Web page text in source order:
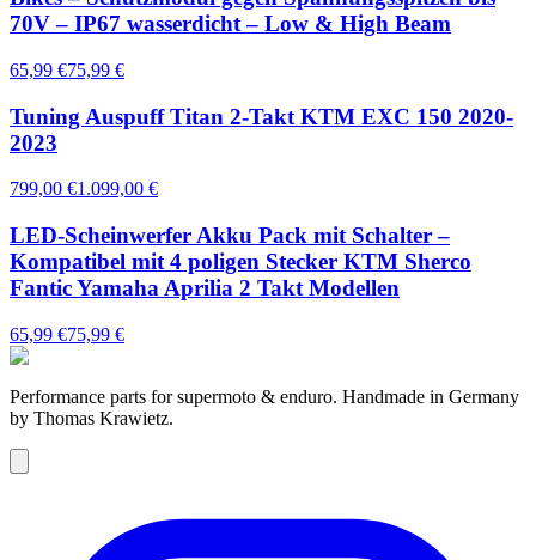
70V – IP67 wasserdicht – Low & High Beam
65,99 €75,99 €
Tuning Auspuff Titan 2-Takt KTM EXC 150 2020-
2023
799,00 €1.099,00 €
LED-Scheinwerfer Akku Pack mit Schalter –
Kompatibel mit 4 poligen Stecker KTM Sherco
Fantic Yamaha Aprilia 2 Takt Modellen
65,99 €75,99 €
Performance parts for supermoto & enduro. Handmade in Germany
by Thomas Krawietz.